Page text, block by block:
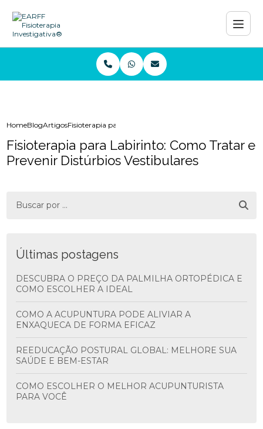
HomeBlogArtigosFisioterapia para Labirinto: Como Tratar e Prevenir
Fisioterapia para Labirinto: Como Tratar e
Prevenir Distúrbios Vestibulares
Últimas postagens
DESCUBRA O PREÇO DA PALMILHA ORTOPÉDICA E
COMO ESCOLHER A IDEAL
COMO A ACUPUNTURA PODE ALIVIAR A
ENXAQUECA DE FORMA EFICAZ
REEDUCAÇÃO POSTURAL GLOBAL: MELHORE SUA
SAÚDE E BEM-ESTAR
COMO ESCOLHER O MELHOR ACUPUNTURISTA
PARA VOCÊ